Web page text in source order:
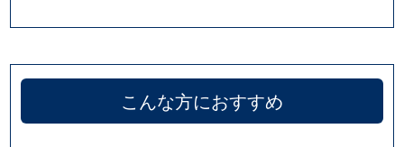
こんな方におすすめ